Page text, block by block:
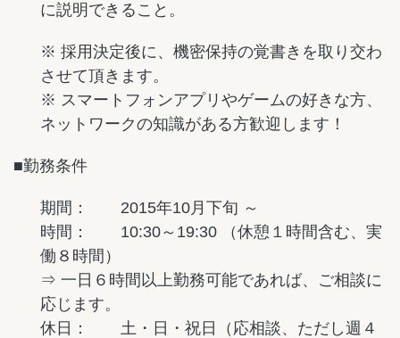
に説明できること。
※ 採用決定後に、機密保持の覚書きを取り交わ
させて頂きます。
※ スマートフォンアプリやゲームの好きな方、
ネットワークの知識がある方歓迎します！
■勤務条件
期間： 2015年10月下旬 ～
時間： 10:30～19:30 （休憩１時間含む、実
働８時間）
⇒ 一日６時間以上勤務可能であれば、ご相談に
応じます。
休日： 土・日・祝日（応相談、ただし週４